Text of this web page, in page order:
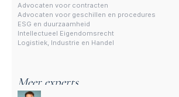
Advocaten voor contracten
Advocaten voor geschillen en procedures
ESG en duurzaamheid
Intellectueel Eigendomsrecht
Logistiek, Industrie en Handel
Meer experts